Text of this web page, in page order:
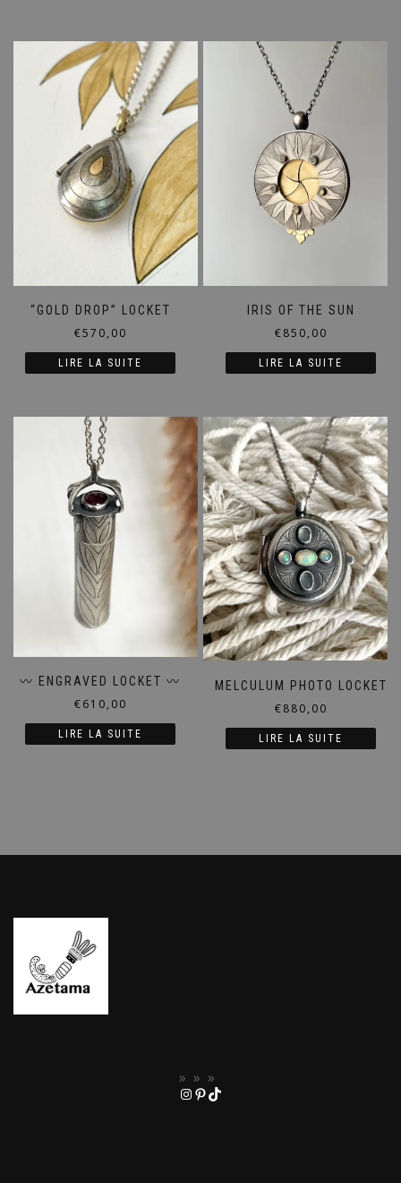
“GOLD DROP” LOCKET
€570,00
LIRE LA SUITE
IRIS OF THE SUN
€850,00
LIRE LA SUITE
〰️ ENGRAVED LOCKET 〰️
€610,00
LIRE LA SUITE
MELCULUM PHOTO LOCKET
€880,00
LIRE LA SUITE